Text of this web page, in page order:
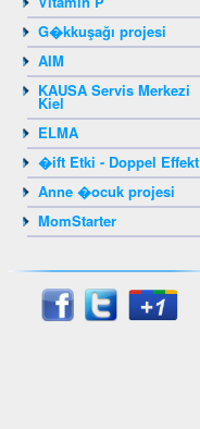
G�kkuşağı projesi
AIM
KAUSA Servis Merkezi
Kiel
ELMA
�ift Etki - Doppel Effekt
Anne �ocuk projesi
MomStarter